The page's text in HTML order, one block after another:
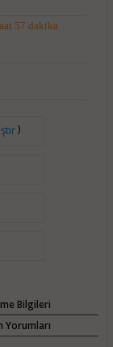
57 dakika
)
Bilgileri
Yorumları